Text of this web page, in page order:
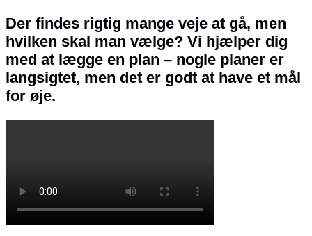
Der findes rigtig mange veje at gå, men
hvilken skal man vælge? Vi hjælper dig
med at lægge en plan – nogle planer er
langsigtet, men det er godt at have et mål
for øje.